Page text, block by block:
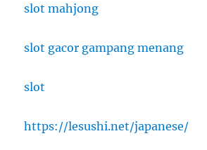
slot mahjong
slot gacor gampang menang
slot
https://lesushi.net/japanese/